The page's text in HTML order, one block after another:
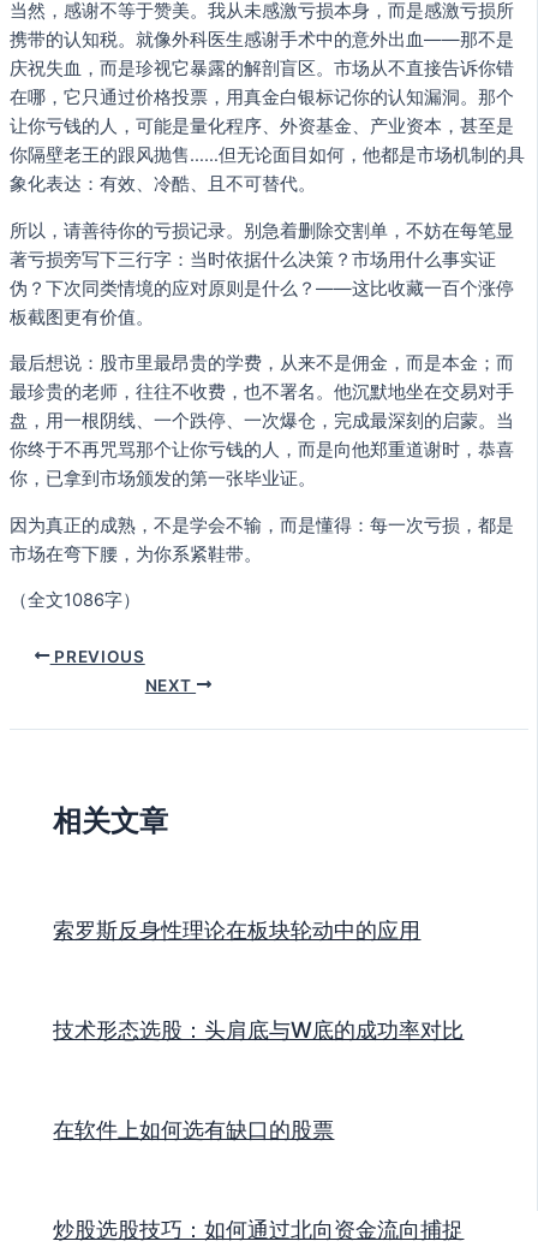
当然，感谢不等于赞美。我从未感激亏损本身，而是感激亏损所
携带的认知税。就像外科医生感谢手术中的意外出血——那不是
庆祝失血，而是珍视它暴露的解剖盲区。市场从不直接告诉你错
在哪，它只通过价格投票，用真金白银标记你的认知漏洞。那个
让你亏钱的人，可能是量化程序、外资基金、产业资本，甚至是
你隔壁老王的跟风抛售……但无论面目如何，他都是市场机制的具
象化表达：有效、冷酷、且不可替代。
所以，请善待你的亏损记录。别急着删除交割单，不妨在每笔显
著亏损旁写下三行字：当时依据什么决策？市场用什么事实证
伪？下次同类情境的应对原则是什么？——这比收藏一百个涨停
板截图更有价值。
最后想说：股市里最昂贵的学费，从来不是佣金，而是本金；而
最珍贵的老师，往往不收费，也不署名。他沉默地坐在交易对手
盘，用一根阴线、一个跌停、一次爆仓，完成最深刻的启蒙。当
你终于不再咒骂那个让你亏钱的人，而是向他郑重道谢时，恭喜
你，已拿到市场颁发的第一张毕业证。
因为真正的成熟，不是学会不输，而是懂得：每一次亏损，都是
市场在弯下腰，为你系紧鞋带。
（全文1086字）
PREVIOUS
NEXT
相关文章
索罗斯反身性理论在板块轮动中的应用
技术形态选股：头肩底与W底的成功率对比
在软件上如何选有缺口的股票
炒股选股技巧：如何通过北向资金流向捕捉